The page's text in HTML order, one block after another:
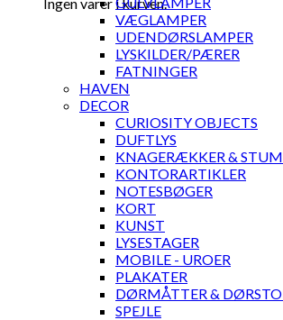
VÆGLAMPER
UDENDØRSLAMPER
LYSKILDER/PÆRER
FATNINGER
HAVEN
DECOR
CURIOSITY OBJECTS
DUFTLYS
KNAGERÆKKER &
KONTORARTIKLER
NOTESBØGER
KORT
KUNST
LYSESTAGER
MOBILE - UROER
PLAKATER
DØRMÅTTER &
SPEJLE